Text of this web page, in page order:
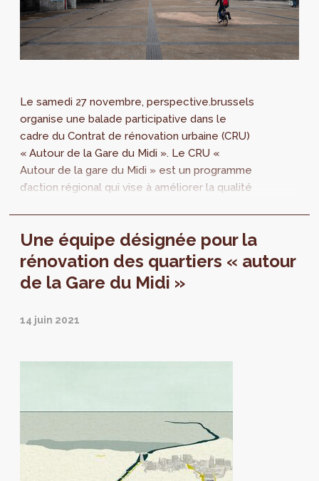
Le samedi 27 novembre, perspective.brussels
organise une balade participative dans le
cadre du Contrat de rénovation urbaine (CRU)
« Autour de la Gare du Midi ». Le CRU «
Autour de la gare du Midi » est un programme
d’action régional qui vise à améliorer la qualité
Une équipe désignée pour la
rénovation des quartiers « autour
de la Gare du Midi »
14 juin 2021